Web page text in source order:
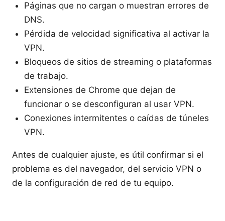
Páginas que no cargan o muestran errores de
DNS.
Pérdida de velocidad significativa al activar la
VPN.
Bloqueos de sitios de streaming o plataformas
de trabajo.
Extensiones de Chrome que dejan de
funcionar o se desconfiguran al usar VPN.
Conexiones intermitentes o caídas de túneles
VPN.
Antes de cualquier ajuste, es útil confirmar si el
problema es del navegador, del servicio VPN o
de la configuración de red de tu equipo.